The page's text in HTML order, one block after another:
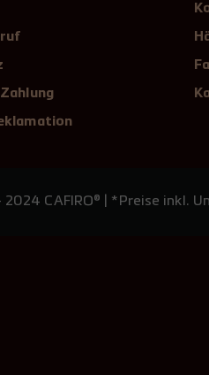
CAFIRO® | *Preise inkl.